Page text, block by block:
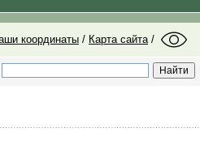
координаты / Карта сайта /